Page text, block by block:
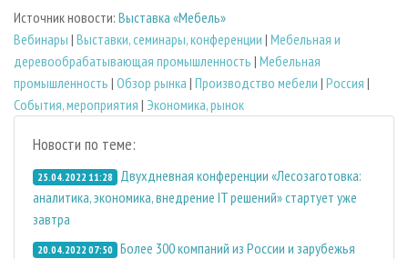
Источник новости: Выставка «Мебель»
Вебинары | Выставки, семинары, конференции | Мебельная и
деревообрабатывающая промышленность | Мебельная
промышленность | Обзор рынка | Производство мебели | Россия |
События, мероприятия | Экономика, рынок
Новости по теме:
25.04.2022 11:28
Двухдневная конференции «Лесозаготовка:
аналитика, экономика, внедрение IT решений» стартует уже
завтра
20.04.2022 07:50 Более 300 компаний из России и зарубежья